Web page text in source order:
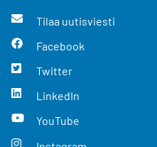
Tilaa uutisviesti
Facebook
Twitter
LinkedIn
YouTube